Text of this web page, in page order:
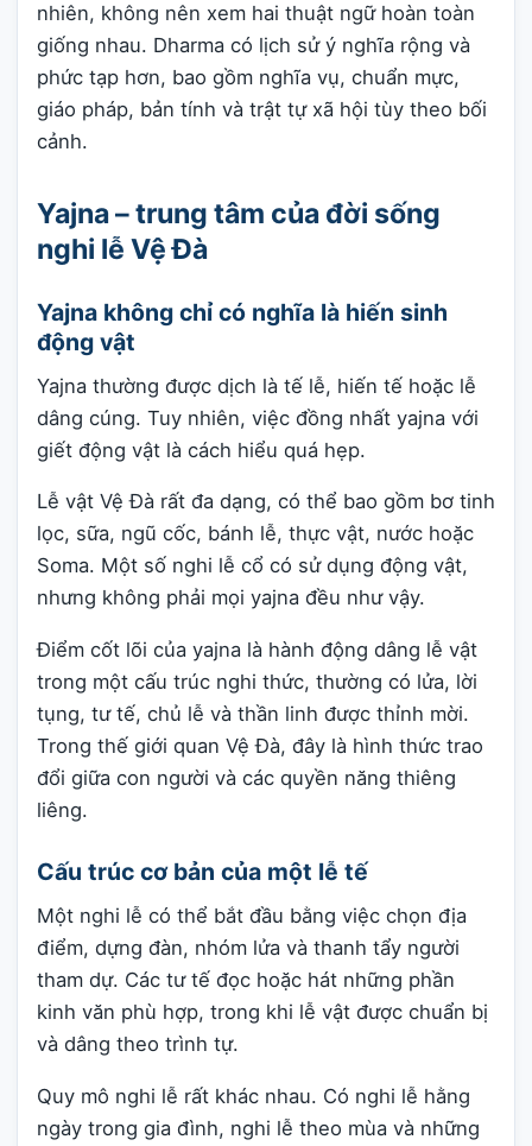
nhiên, không nên xem hai thuật ngữ hoàn toàn
giống nhau. Dharma có lịch sử ý nghĩa rộng và
phức tạp hơn, bao gồm nghĩa vụ, chuẩn mực,
giáo pháp, bản tính và trật tự xã hội tùy theo bối
cảnh.
Yajna – trung tâm của đời sống
nghi lễ Vệ Đà
Yajna không chỉ có nghĩa là hiến sinh
động vật
Yajna thường được dịch là tế lễ, hiến tế hoặc lễ
dâng cúng. Tuy nhiên, việc đồng nhất yajna với
giết động vật là cách hiểu quá hẹp.
Lễ vật Vệ Đà rất đa dạng, có thể bao gồm bơ tinh
lọc, sữa, ngũ cốc, bánh lễ, thực vật, nước hoặc
Soma. Một số nghi lễ cổ có sử dụng động vật,
nhưng không phải mọi yajna đều như vậy.
Điểm cốt lõi của yajna là hành động dâng lễ vật
trong một cấu trúc nghi thức, thường có lửa, lời
tụng, tư tế, chủ lễ và thần linh được thỉnh mời.
Trong thế giới quan Vệ Đà, đây là hình thức trao
đổi giữa con người và các quyền năng thiêng
liêng.
Cấu trúc cơ bản của một lễ tế
Một nghi lễ có thể bắt đầu bằng việc chọn địa
điểm, dựng đàn, nhóm lửa và thanh tẩy người
tham dự. Các tư tế đọc hoặc hát những phần
kinh văn phù hợp, trong khi lễ vật được chuẩn bị
và dâng theo trình tự.
Quy mô nghi lễ rất khác nhau. Có nghi lễ hằng
ngày trong gia đình, nghi lễ theo mùa và những